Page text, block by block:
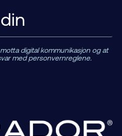
digital kommunikasjon og at
med personvernreglene.